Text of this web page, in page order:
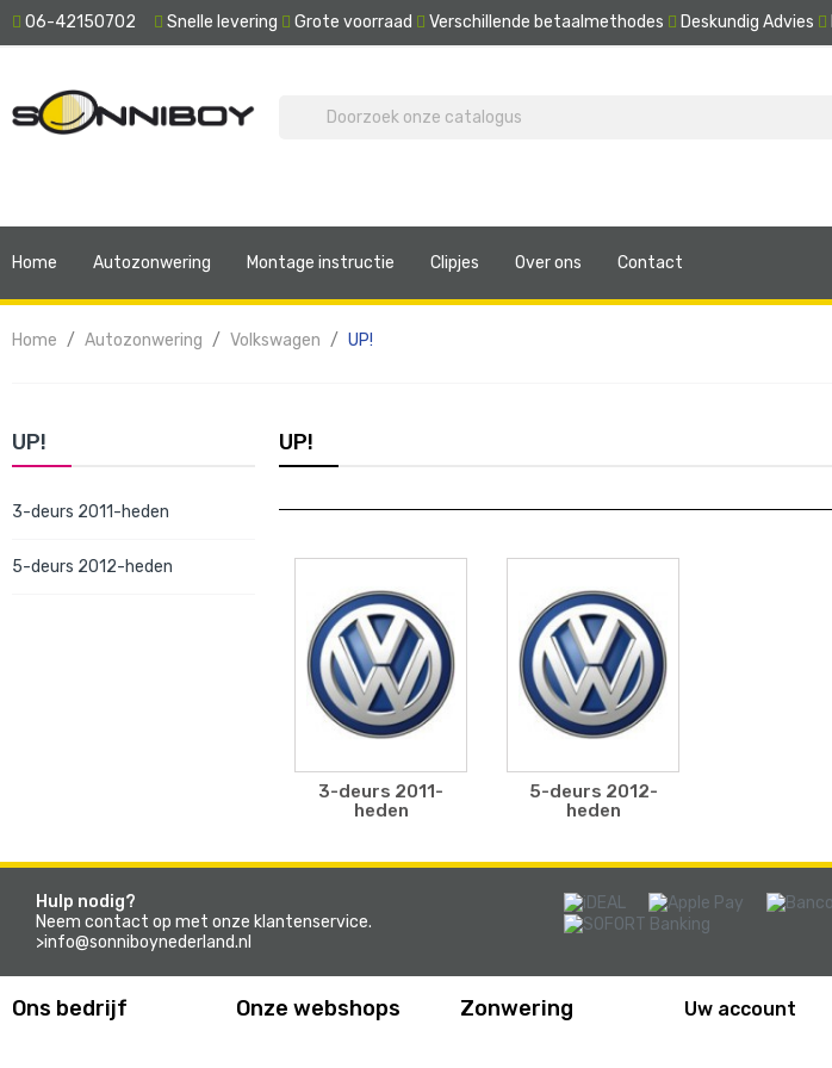
06-42150702 Snelle levering Grote voorraad Verschillende betaalmethodes Deskundig Advies
Home Autozonwering Montage instructie Clipjes Over ons Contact
Home Autozonwering Volkswagen UP!
UP!
3-deurs 2011-heden
5-deurs 2012-heden
UP!
3-deurs 2011-
heden
5-deurs 2012-
heden
Hulp nodig?
Neem contact op met onze klantenservice.
>info@sonniboynederland.nl
Ons bedrijf Onze webshops Zonwering Uw account